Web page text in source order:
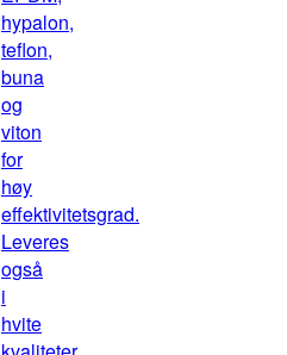
hypalon,
teflon,
buna
og
viton
for
høy
effektivitetsgrad.
Leveres
også
i
hvite